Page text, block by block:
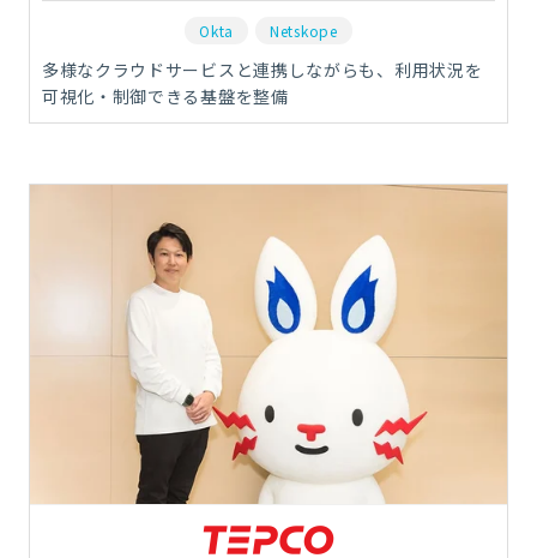
Okta Netskope
多様なクラウドサービスと連携しながらも、利用状況を
可視化・制御できる基盤を整備